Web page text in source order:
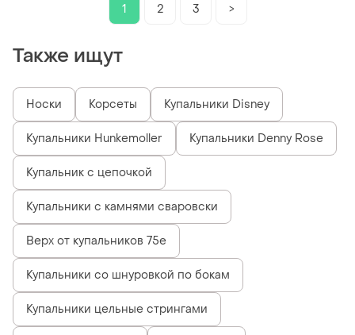
1 2 3 >
Также ищут
Носки Корсеты Купальники Disney
Купальники Hunkemoller Купальники Denny Rose
Купальник с цепочкой
Купальники с камнями сваровски
Верх от купальников 75е
Купальники со шнуровкой по бокам
Купальники цельные стрингами